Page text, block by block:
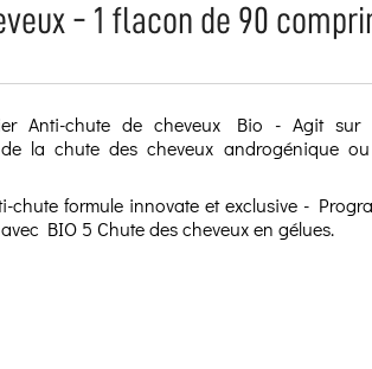
- 1 flacon de 90
Anti-chute de cheveux Bio - Agit
la chute des cheveux androgénique
formule innovate et exclusive -
BIO 5 Chute des cheveux en gélues.